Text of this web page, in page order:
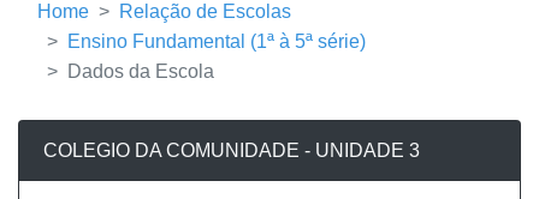
Home
Relação de Escolas
Ensino Fundamental (1ª à 5ª série)
Dados da Escola
COLEGIO DA COMUNIDADE - UNIDADE 3